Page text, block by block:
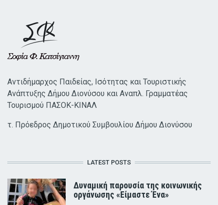
Αντιδήμαρχος Παιδείας, Ισότητας και Τουριστικής
Ανάπτυξης Δήμου Διονύσου και Αναπλ. Γραμματέας
Τουρισμού ΠΑΣΟΚ-ΚΙΝΑΛ
τ. Πρόεδρος Δημοτικού Συμβουλίου Δήμου Διονύσου
LATEST POSTS
Δυναμική παρουσία της κοινωνικής
οργάνωσης «Είμαστε Ένα»